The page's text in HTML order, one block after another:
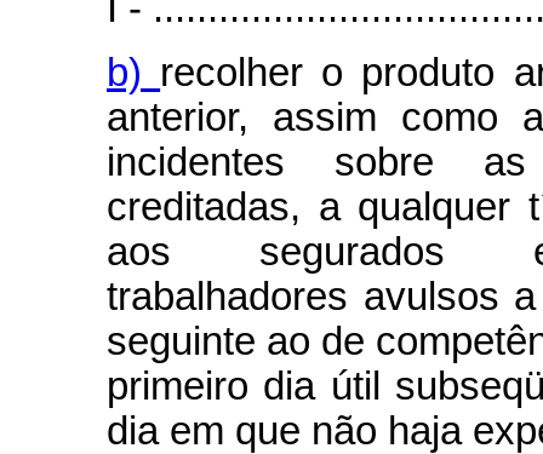
b) recolher o produto
anterior, assim como
incidentes sobre
creditadas, a qualquer
aos segurados
trabalhadores avulsos
seguinte ao de
primeiro dia útil
dia em que não haja